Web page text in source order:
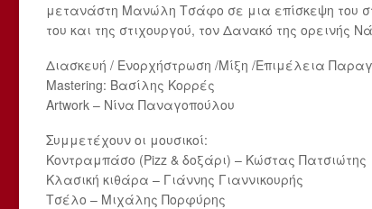
μετανάστη Μανώλη Τσάφο σε μια επίσκεψη του
του και της στιχουργού, τον Δανακό της ορεινής
Διασκευή / Ενορχήστρωση /Μίξη /Επιμέλεια
Mastering: Βασίλης Κορρές
Artwork – Νίνα Παναγοπούλου
Συμμετέχουν οι μουσικοί:
Κοντραμπάσο (Pizz & δοξάρι) – Κώστας Πατσιώτης
Κλασική κιθάρα – Γιάννης Γιαννικουρής
Τσέλο – Μιχάλης Πορφύρης